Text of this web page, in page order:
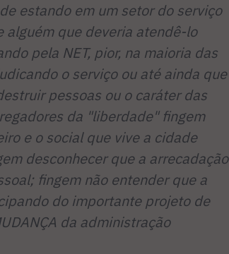
estando em um setor do serviço
que deveria atendê-lo
pela NET, pior, na maioria das
o serviço ou até ainda que
pessoas ou o caráter das
da "liberdade" fingem
e o social que vive a cidade
desconhecer que a arrecadação
fingem não entender que a
do importante projeto de
da administração